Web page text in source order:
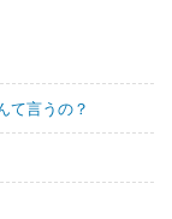
て言うの？